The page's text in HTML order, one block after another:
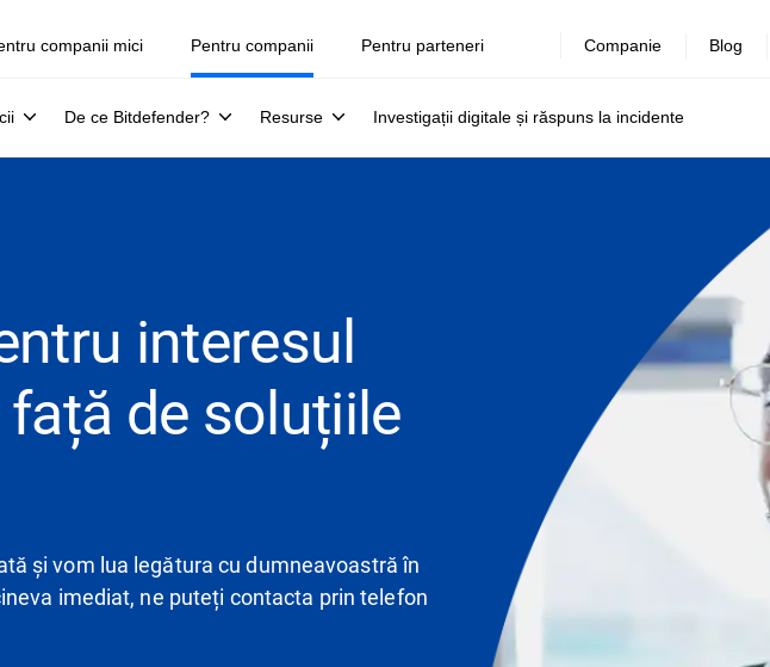
companii mici Pentru companii
De ce Bitdefender? Resurse Investigații digitale și răspuns la incidente
Pentru parteneri Companie Blog
interesul
de soluțiile
și vom lua legătura cu dumneavoastră în
imediat, ne puteți contacta prin telefon